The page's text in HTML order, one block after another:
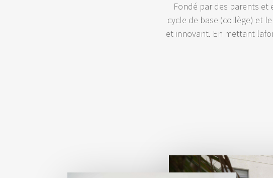
Fondé par des parents et
cycle de base (collège) et
et innovant. En mettant